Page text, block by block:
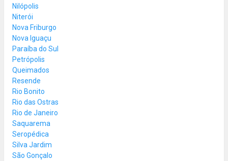
Nilópolis
Niterói
Nova Friburgo
Nova Iguaçu
Paraíba do Sul
Petrópolis
Queimados
Resende
Rio Bonito
Rio das Ostras
Rio de Janeiro
Saquarema
Seropédica
Silva Jardim
São Gonçalo